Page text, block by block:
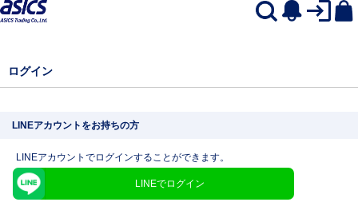
ログイン
LINEアカウントをお持ちの方
LINEアカウントでログインすることができます。
LINEでログイン